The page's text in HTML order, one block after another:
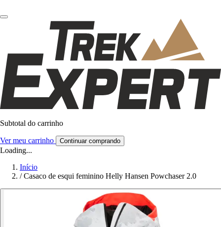
Subtotal do carrinho
Ver meu carrinho Continuar comprando
Loading...
Início
/ Casaco de esqui feminino Helly Hansen Powchaser 2.0